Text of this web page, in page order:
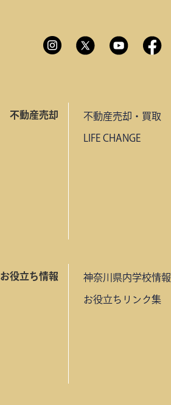
不動産売却 不動産売却・買取
LIFE CHANGE
お役立ち情報 神奈川県内学校情報
お役立ちリンク集